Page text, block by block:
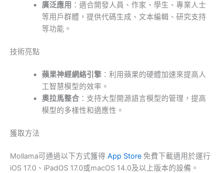
廣泛應用 ：適合開發人員、作家、學生、專業人士
等用戶群體，提供代碼生成、文本編輯、研究支持
等功能。
技術亮點
蘋果神經網絡引擎：利用蘋果的硬體加速來提高人
工智慧模型的效率。
奧拉馬整合：支持大型開源語言模型的管理，提高
模型的多樣性和適應性。
獲取方法
Mollama可通過以下方式獲得 App Store 免費下載適用於運行
iOS 17.0、iPadOS 17.0或macOS 14.0及以上版本的設備。